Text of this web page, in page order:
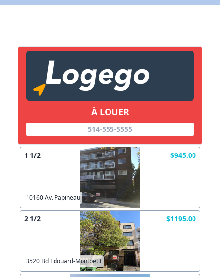
À LOUER
514-555-5555
1 1/2 $945.00
10160 Av. Papineau
2 1/2 $1195.00
3520 Bd Edouard-Montpetit
Lien vers inscription (sera inclus dans courriel)
Copier lien
X Fermer